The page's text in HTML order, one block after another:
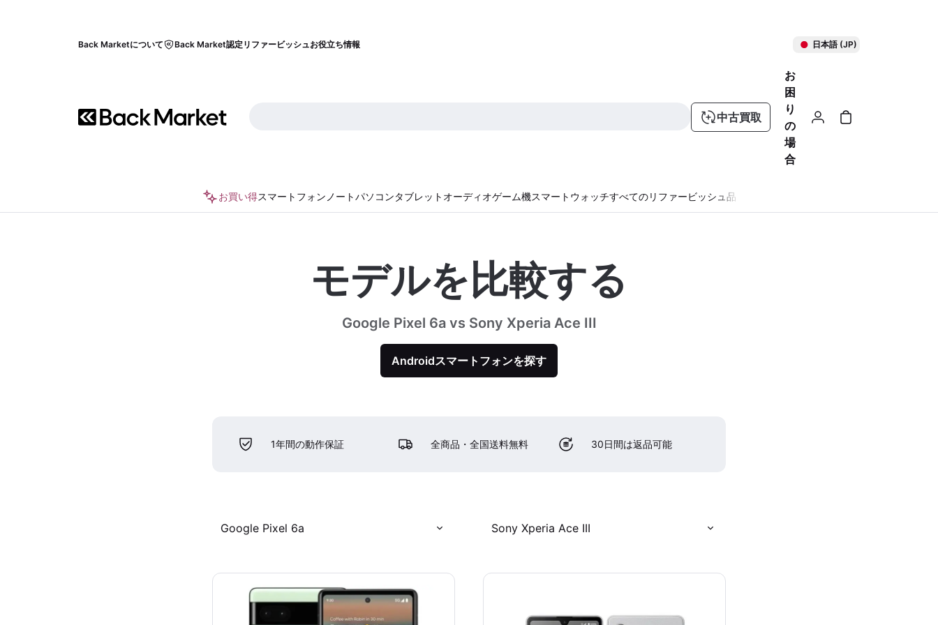
Back Marketについて Back Market認定リファービッシュお役立ち情報 日本語 (JP)
中古買取
お
困
り
の
場
合
お買い得スマートフォン ノートパソコンタブレット オーディオゲーム機スマートウォッチすべてのリファービッシュ品
モデルを比較する
Google Pixel 6a vs Sony Xperia Ace III
Androidスマートフォンを探す
1年間の動作保証 全商品・全国送料無料 30日間は返品可能
Google Pixel 6a Sony Xperia Ace III